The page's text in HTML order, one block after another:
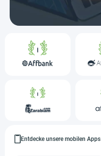
Entdecke unsere mobilen Apps